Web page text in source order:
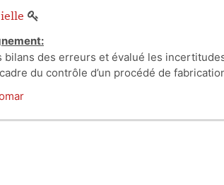
des erreurs et évalué les
du contrôle d’un procédé de